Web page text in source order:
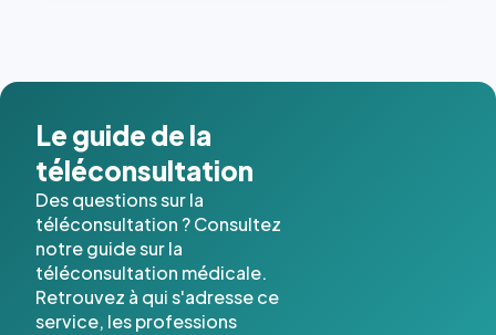
cas. #}
Le guide de la
téléconsultation
Des questions sur la
téléconsultation ? Consultez
notre guide sur la
téléconsultation médicale.
Retrouvez à qui s'adresse ce
service, les professions